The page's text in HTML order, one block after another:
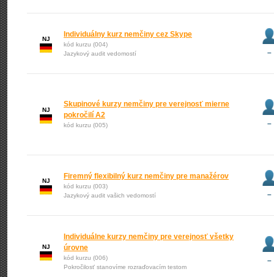
NJ
Individuálny kurz nemčiny cez Skype
kód kurzu (004)
Jazykový audit vedomostí
–
NJ
Skupinové kurzy nemčiny pre verejnosť mierne
pokročilí A2
kód kurzu (005) –
NJ
Firemný flexibilný kurz nemčiny pre manažérov
kód kurzu (003)
Jazykový audit vašich vedomostí
–
NJ
Individuálne kurzy nemčiny pre verejnosť všetky
úrovne
kód kurzu (006)
Pokročilosť stanovíme rozraďovacím testom
–